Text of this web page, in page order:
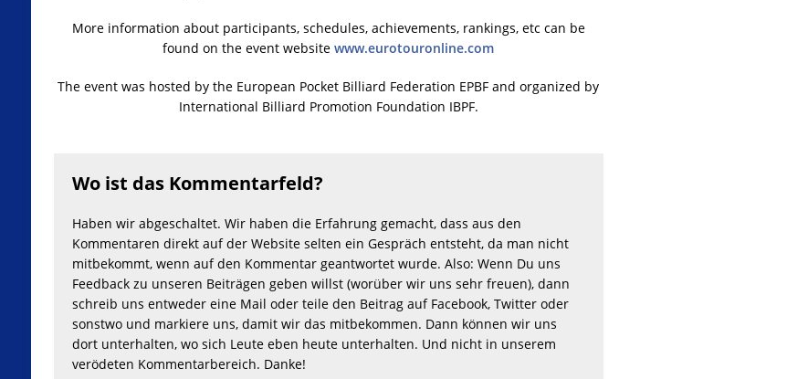
More information about participants, schedules, achievements, rankings, etc can be
found on the event websitewww.eurotouronline.com
The event was hosted by the European Pocket Billiard Federation EPBF and organized by
International Billiard Promotion Foundation IBPF.
Wo ist das Kommentarfeld?
Haben wir abgeschaltet. Wir haben die Erfahrung gemacht, dass aus den
Kommentaren direkt auf der Website selten ein Gespräch entsteht, da man nicht
mitbekommt, wenn auf den Kommentar geantwortet wurde. Also: Wenn Du uns
Feedback zu unseren Beiträgen geben willst (worüber wir uns sehr freuen), dann
schreib uns entweder eine Mail oder teile den Beitrag auf Facebook, Twitter oder
sonstwo und markiere uns, damit wir das mitbekommen. Dann können wir uns
dort unterhalten, wo sich Leute eben heute unterhalten. Und nicht in unserem
verödeten Kommentarbereich. Danke!